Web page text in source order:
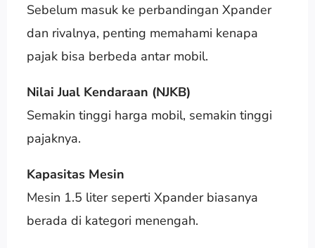
Sebelum masuk ke perbandingan Xpander
dan rivalnya, penting memahami kenapa
pajak bisa berbeda antar mobil.
Nilai Jual Kendaraan (NJKB)
Semakin tinggi harga mobil, semakin tinggi
pajaknya.
Kapasitas Mesin
Mesin 1.5 liter seperti Xpander biasanya
berada di kategori menengah.